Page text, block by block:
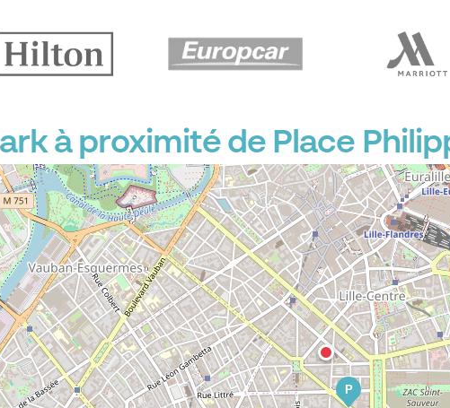
à proximité de Place
P